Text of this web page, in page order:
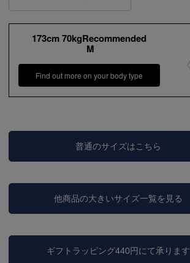
173cm 70kgRecommended
M
Find out more on your body type
普通のサイズはこちら
他商品の大きいサイズ一覧を見る
ギフトラッピング440円にて承ります